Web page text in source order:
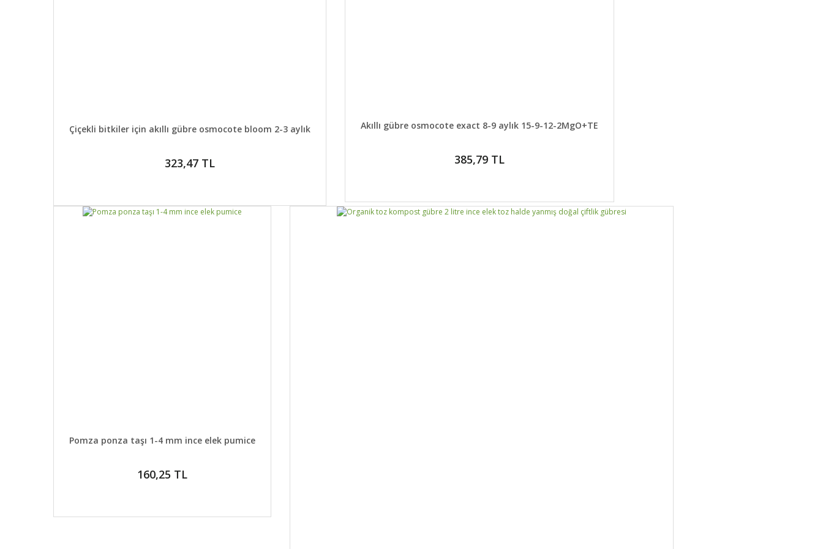
DETAYLAR SEPETE EKLE
Çiçekli bitkiler için akıllı gübre osmocote bloom 2-3 aylık
323,47 TL
DETAYLAR SEPETE EKLE
Akıllı gübre osmocote exact 8-9 aylık 15-9-12-2MgO+TE
385,79 TL
SEPETE EKLE
Pomza ponza taşı 1-4 mm ince elek pumice
160,25 TL